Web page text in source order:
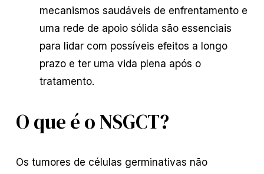
mecanismos saudáveis de enfrentamento e
uma rede de apoio sólida são essenciais
para lidar com possíveis efeitos a longo
prazo e ter uma vida plena após o
tratamento.
O que é o NSGCT?
Os tumores de células germinativas não